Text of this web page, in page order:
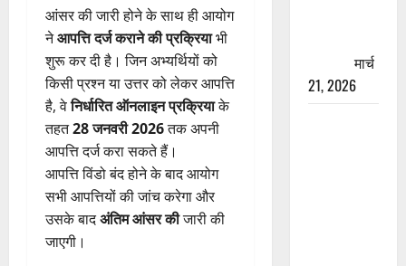
आंसर की जारी होने के साथ ही आयोग
नेआपत्ति दर्ज कराने की प्रक्रियाभी
शुरू कर दी है। जिन अभ्यर्थियों को
किसी प्रश्न या उत्तर को लेकर आपत्ति
है, वेनिर्धारित ऑनलाइन प्रक्रियाके
तहत28 जनवरी 2026तक अपनी
आपत्ति दर्ज करा सकते हैं।
आपत्ति विंडो बंद होने के बाद आयोग
सभी आपत्तियों की जांच करेगा और
उसके बादअंतिम आंसर कीजारी की
जाएगी।
मार्च
21, 2026